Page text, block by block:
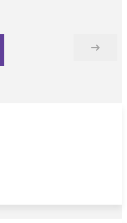
Дальше